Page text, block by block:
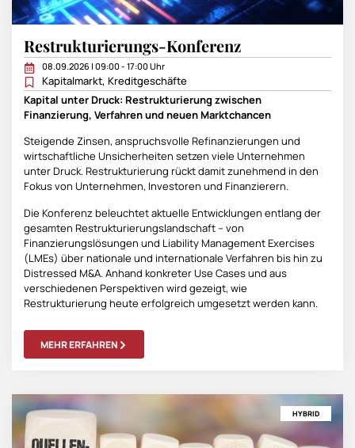
MEHR ERFAHREN
Restrukturierungs-Konferenz
08.09.2026 | 09:00 - 17:00 Uhr
Kapitalmarkt, Kreditgeschäfte
Kapital unter Druck: Restrukturierung zwischen
Finanzierung, Verfahren und neuen Marktchancen
Steigende Zinsen, anspruchsvolle Refinanzierungen und
wirtschaftliche Unsicherheiten setzen viele Unternehmen
unter Druck. Restrukturierung rückt damit zunehmend in den
Fokus von Unternehmen, Investoren und Finanzierern.
Die Konferenz beleuchtet aktuelle Entwicklungen entlang der
gesamten Restrukturierungslandschaft – von
Finanzierungslösungen und Liability Management Exercises
(LMEs) über nationale und internationale Verfahren bis hin zu
Distressed M&A. Anhand konkreter Use Cases und aus
verschiedenen Perspektiven wird gezeigt, wie
Restrukturierung heute erfolgreich umgesetzt werden kann.
HYBRID